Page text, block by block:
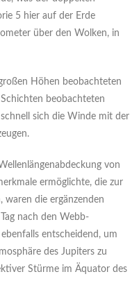
5 hier auf der Erde
über den Wolken, in
Höhen beobachteten
beobachteten
sich die Winde mit der
von
ermöglichte, die zur
waren die ergänzenden
nach den Webb-
entscheidend, um
des Jupiters zu
Stürme im Äquator des